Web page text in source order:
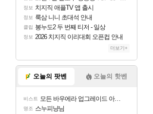
정보 치지직 애플TV 앱 출시
정보 룩삼 니니 초대석 안내
클립 봉누도2 두 번째 티저 - 일상
정보 2026 치지직 이리대회 오픈컵 안내
더보기+
오늘의 팟벤 오늘의 핫벤
비스트 모든 바우에라 업그레이드 아이템 획득 위치 공략 (89개)
명조 스누피냥님